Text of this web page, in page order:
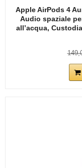
Apple AirPods 4
Audio spaziale
all’acqua,